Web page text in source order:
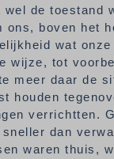
de toestand
ons, boven het
wat
wijze, tot
meer daar de
houden
verrichtten.
dan
waren thuis,